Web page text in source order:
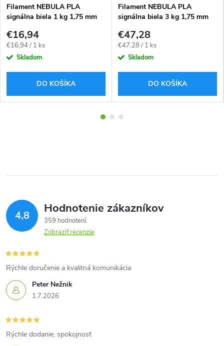
Filament NEBULA PLA
signálna biela 1 kg 1,75 mm
€16,94
Jednotková
cena:
€16,94 / 1 ks
Skladom
DO KOŠÍKA
Filament NEBULA PLA
signálna biela 3 kg 1,75 mm
€47,28
Jednotková
cena:
€47,28 / 1 ks
Skladom
DO KOŠÍKA
4,8 Hodnotenie zákazníkov
359 hodnotení
Zobraziť recenzie
Peter Nežnik
1.7.2026
Rýchle doručenie a kvalitná komunikácia
Rýchle dodanie, spokojnosť